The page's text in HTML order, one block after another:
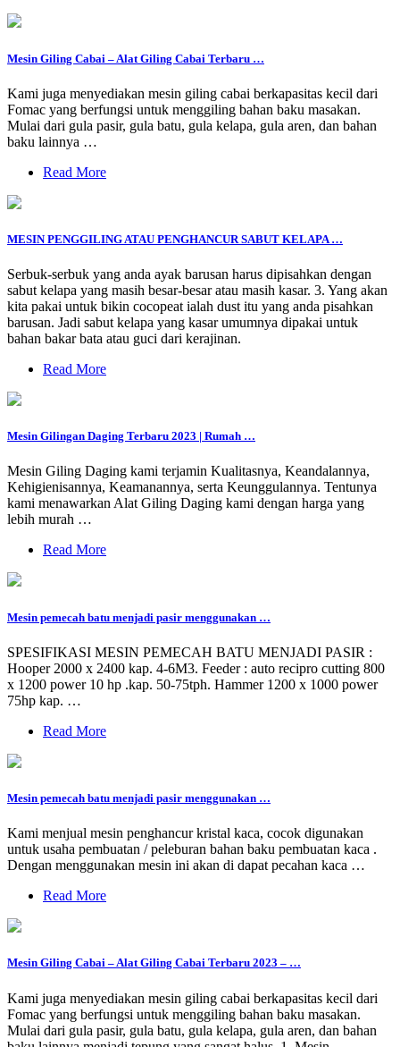
Mesin Giling Cabai – Alat Giling Cabai Terbaru …
Kami juga menyediakan mesin giling cabai berkapasitas kecil dari
Fomac yang berfungsi untuk menggiling bahan baku masakan.
Mulai dari gula pasir, gula batu, gula kelapa, gula aren, dan bahan
baku lainnya …
Read More
MESIN PENGGILING ATAU PENGHANCUR SABUT KELAPA …
Serbuk-serbuk yang anda ayak barusan harus dipisahkan dengan
sabut kelapa yang masih besar-besar atau masih kasar. 3. Yang akan
kita pakai untuk bikin cocopeat ialah dust itu yang anda pisahkan
barusan. Jadi sabut kelapa yang kasar umumnya dipakai untuk
bahan bakar bata atau guci dari kerajinan.
Read More
Mesin Gilingan Daging Terbaru 2023 | Rumah …
Mesin Giling Daging kami terjamin Kualitasnya, Keandalannya,
Kehigienisannya, Keamanannya, serta Keunggulannya. Tentunya
kami menawarkan Alat Giling Daging kami dengan harga yang
lebih murah …
Read More
Mesin pemecah batu menjadi pasir menggunakan …
SPESIFIKASI MESIN PEMECAH BATU MENJADI PASIR :
Hooper 2000 x 2400 kap. 4-6M3. Feeder : auto recipro cutting 800
x 1200 power 10 hp .kap. 50-75tph. Hammer 1200 x 1000 power
75hp kap. …
Read More
Mesin pemecah batu menjadi pasir menggunakan …
Kami menjual mesin penghancur kristal kaca, cocok digunakan
untuk usaha pembuatan / peleburan bahan baku pembuatan kaca .
Dengan menggunakan mesin ini akan di dapat pecahan kaca …
Read More
Mesin Giling Cabai – Alat Giling Cabai Terbaru 2023 – …
Kami juga menyediakan mesin giling cabai berkapasitas kecil dari
Fomac yang berfungsi untuk menggiling bahan baku masakan.
Mulai dari gula pasir, gula batu, gula kelapa, gula aren, dan bahan